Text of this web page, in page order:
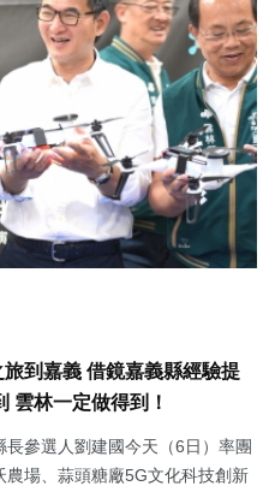
到嘉義 借鏡嘉義縣經驗提
雲林一定做得到！
長參選人劉建國今天（6日）率團
場、蒜頭糖廠5G文化科技創新